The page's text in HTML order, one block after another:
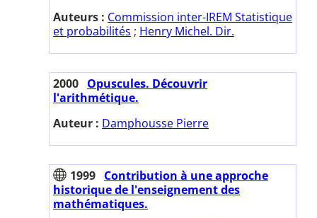
Auteurs : Commission inter-IREM Statistique
et probabilités ; Henry Michel. Dir.
2000 Opuscules. Découvrir
l'arithmétique.
Auteur : Damphousse Pierre
1999 Contribution à une approche
historique de l'enseignement des
mathématiques.